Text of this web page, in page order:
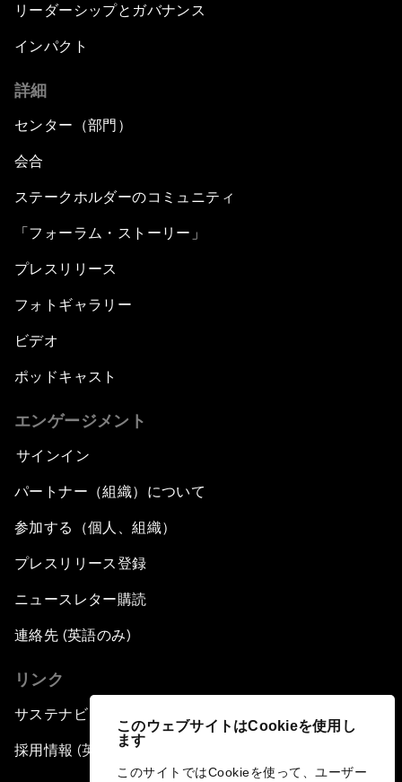
このウェブサイトはCookieを使用し
ます
このサイトではCookieを使って、ユーザー
リーダーシップとガバナンス
インパクト
詳細
センター（部門）
会合
ステークホルダーのコミュニティ
「フォーラム・ストーリー」
プレスリリース
フォトギャラリー
ビデオ
ポッドキャスト
エンゲージメント
サインイン
パートナー（組織）について
参加する（個人、組織）
プレスリリース登録
ニュースレター購読
連絡先 (英語のみ)
リンク
サステナビリティへの取り組み
採用情報 (英語のみ)